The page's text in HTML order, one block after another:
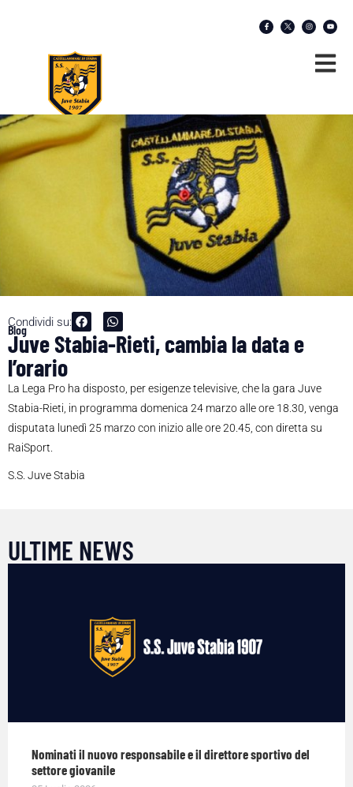
Condividi su:
Blog
Juve Stabia-Rieti, cambia la data e
l’orario
La Lega Pro ha disposto, per esigenze televisive, che la gara Juve
Stabia-Rieti, in programma domenica 24 marzo alle ore 18.30, venga
disputata lunedì 25 marzo con inizio alle ore 20.45, con diretta su
RaiSport.
S.S. Juve Stabia
ULTIME NEWS
Nominati il nuovo responsabile e il direttore sportivo del
settore giovanile